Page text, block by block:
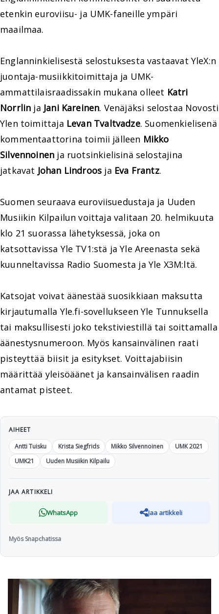
etenkin euroviisu- ja UMK-faneille ympäri
maailmaa.
Englanninkielisestä selostuksesta vastaavat YleX:n
juontaja-musiikkitoimittaja ja UMK-
ammattilaisraadissakin mukana olleet Katri
Norrlin ja Jani Kareinen. Venäjäksi selostaa Novosti
Ylen toimittaja Levan Tvaltvadze. Suomenkielisenä
kommentaattorina toimii jälleen Mikko
Silvennoinen ja ruotsinkielisinä selostajina
jatkavat Johan Lindroos ja Eva Frantz.
Suomen seuraava euroviisuedustaja ja Uuden
Musiikin Kilpailun voittaja valitaan 20. helmikuuta
klo 21 suorassa lähetyksessä, joka on
katsottavissa Yle TV1:stä ja Yle Areenasta sekä
kuunneltavissa Radio Suomesta ja Yle X3M:ltä.
Katsojat voivat äänestää suosikkiaan maksutta
kirjautumalla Yle.fi-sovellukseen Yle Tunnuksella
tai maksullisesti joko tekstiviestillä tai soittamalla
äänestysnumeroon. Myös kansainvälinen raati
pisteyttää biisit ja esitykset. Voittajabiisin
määrittää yleisöäänet ja kansainvälisen raadin
antamat pisteet.
AIHEET
Antti Tuisku
Krista Siegfrids Mikko Silvennoinen
UMK 2021
UMK21
Uuden Musiikin Kilpailu
JAA ARTIKKELI
WhatsApp Jaa artikkeli
Myös Snapchatissa